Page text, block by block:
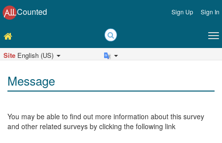
Counted Sign Up Sign In
Site English (US)
Message
You may be able to find out more information about this survey
and other related surveys by clicking the following link